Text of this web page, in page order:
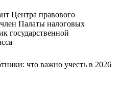
Центра правового
Палаты налоговых
государственной
что важно учесть в 2026